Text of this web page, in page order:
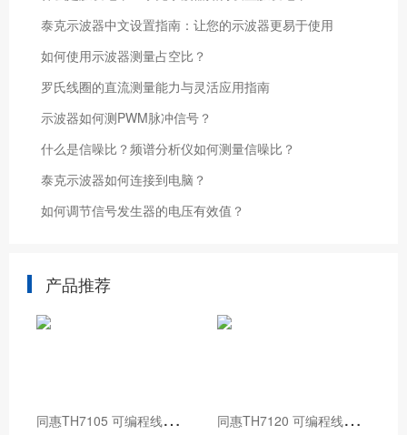
泰克示波器中文设置指南：让您的示波器更易于使用
如何使用示波器测量占空比？
罗氏线圈的直流测量能力与灵活应用指南
示波器如何测PWM脉冲信号？
什么是信噪比？频谱分析仪如何测量信噪比？
泰克示波器如何连接到电脑？
如何调节信号发生器的电压有效值？
产品推荐
同
惠TH7105 可编程线性交流电源 同
惠TH7120 可编程线性交流电源